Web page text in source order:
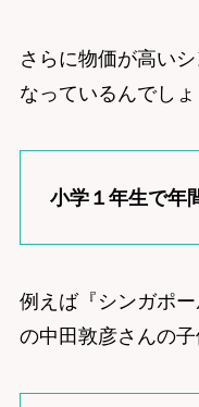
さらに物価が高い
なっているんでしょ
小学１年生で年
例えば『シンガポー
の中田敦彦さんの